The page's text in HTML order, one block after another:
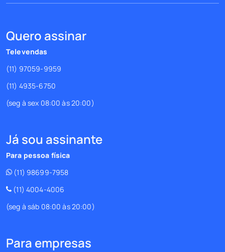
Quero assinar
Televendas
(11) 97059-9959
(11) 4935-6750
(seg à sex 08:00 às 20:00)
Já sou assinante
Para pessoa física
(11) 98699-7958
(11) 4004-4006
(seg à sáb 08:00 às 20:00)
Para empresas